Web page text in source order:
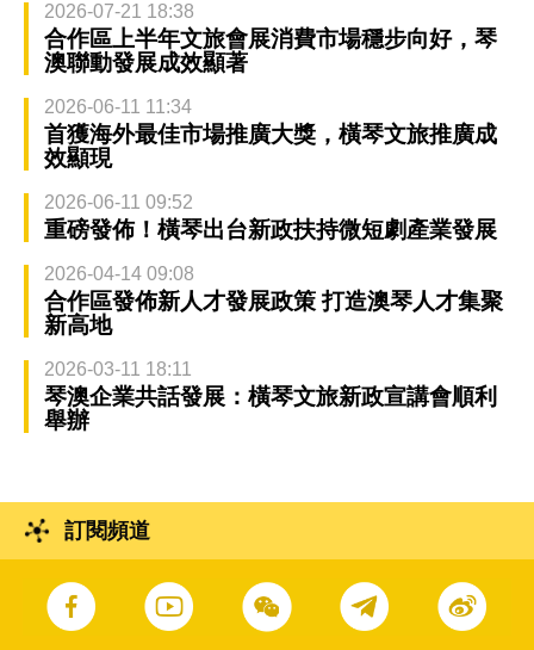
2026-07-21 18:38
合作區上半年文旅會展消費市場穩步向好，琴
澳聯動發展成效顯著
2026-06-11 11:34
首獲海外最佳市場推廣大獎，橫琴文旅推廣成
效顯現
2026-06-11 09:52
重磅發佈！橫琴出台新政扶持微短劇產業發展
2026-04-14 09:08
合作區發佈新人才發展政策 打造澳琴人才集聚
新高地
2026-03-11 18:11
琴澳企業共話發展：橫琴文旅新政宣講會順利
舉辦
訂閱頻道